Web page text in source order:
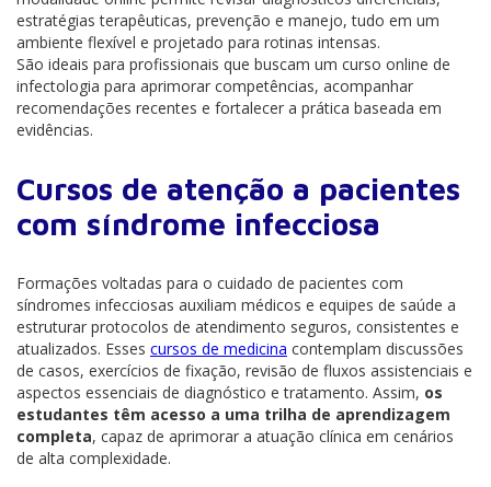
estratégias terapêuticas, prevenção e manejo, tudo em um
ambiente flexível e projetado para rotinas intensas.
São ideais para profissionais que buscam um curso online de
infectologia para aprimorar competências, acompanhar
recomendações recentes e fortalecer a prática baseada em
evidências.
Cursos de atenção a pacientes
com síndrome infecciosa
Formações voltadas para o cuidado de pacientes com
síndromes infecciosas auxiliam médicos e equipes de saúde a
estruturar protocolos de atendimento seguros, consistentes e
atualizados. Esses cursos de medicina contemplam discussões
de casos, exercícios de fixação, revisão de fluxos assistenciais e
aspectos essenciais de diagnóstico e tratamento. Assim, os
estudantes têm acesso a uma trilha de aprendizagem
completa, capaz de aprimorar a atuação clínica em cenários
de alta complexidade.